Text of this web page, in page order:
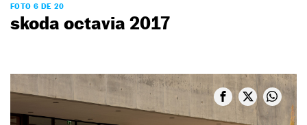
FOTO 6 DE 20
skoda octavia 2017